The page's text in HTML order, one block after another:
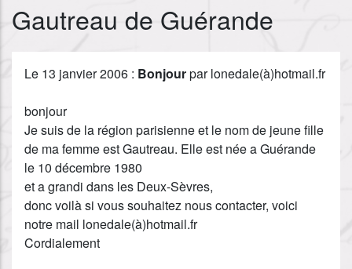
Gautreau de Guérande
Le 13 janvier 2006 : Bonjourpar lonedale(à)hotmail.fr
bonjour
Je suis de la région parisienne et le nom de jeune fille
de ma femme est Gautreau. Elle est née a Guérande
le 10 décembre 1980
et a grandi dans les Deux-Sèvres,
donc voilà si vous souhaitez nous contacter, voici
notre mail lonedale(à)hotmail.fr
Cordialement